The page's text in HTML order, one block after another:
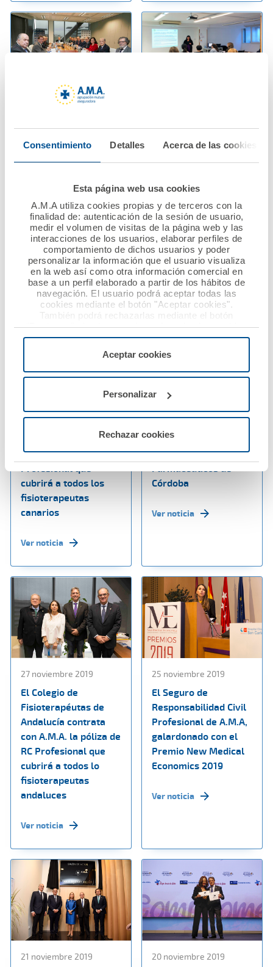
Consentimiento Detalles Acerca de las cookies
Esta página web usa cookies
A.M.A utiliza cookies propias y de terceros con la
finalidad de: autenticación de la sesión de usuario,
medir el volumen de visitas de la página web y las
interacciones de los usuarios, elaborar perfiles de
comportamiento de dichos usuarios y poder
personalizar la información que el usuario visualiza
en la web así como otra información comercial en
base a un perfil elaborado a partir de los hábitos de
navegación. El usuario podrá aceptar todas las
cookies mediante el botón "Aceptar cookies".
También podrá rechazarlas mediante el botón
"Rechazar", donde se rechazarán todas las cookies
menos las necesarias para permitir el acceso a los
configurarlas usando el botón “Personalizar".
Aceptar cookies
Personalizar
Rechazar cookies
La Fundación A.M.A.
aprueba más de 70
Ver noticia
A.M.A. imparte
jornada de formación
de Higienistas
dentales y auxiliares
de Cataluña
(AHIADEC)
Ver noticia
El Colegio de
Canarias contrata con
A.M.A. la póliza de RC
Profesional que
cubrirá a todos los
fisioterapeutas
canarios
Ver noticia
02 diciembre 2019
El Dr. Diego Murillo,
Insignia de Oro del
Colegio Oficial de
Farmacéuticos de
Córdoba
Ver noticia
27 noviembre 2019
El Colegio de
Fisioterapéutas de
Andalucía contrata
con A.M.A. la póliza de
RC Profesional que
cubrirá a todos lo
fisioterapeutas
andaluces
Ver noticia
25 noviembre 2019
El Seguro de
Responsabilidad Civil
Profesional de A.M.A,
galardonado con el
Premio New Medical
Economics 2019
Ver noticia
21 noviembre 2019 20 noviembre 2019